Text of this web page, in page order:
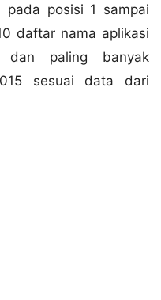
posisi 1 sampai
daftar nama aplikasi
dan paling banyak
sesuai data dari